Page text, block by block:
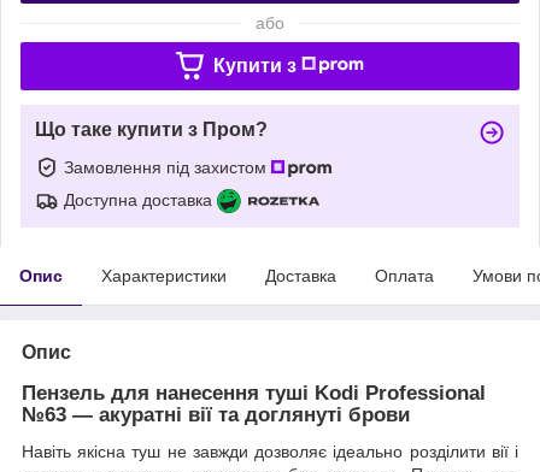
або
Купити з
Що таке купити з Пром?
Замовлення під захистом
Доступна доставка
Опис Характеристики Доставка Оплата Умови
Опис
Пензель для нанесення туші Kodi Professional
№63 — акуратні вії та доглянуті брови
Навіть якісна туш не завжди дозволяє ідеально розділити вії і